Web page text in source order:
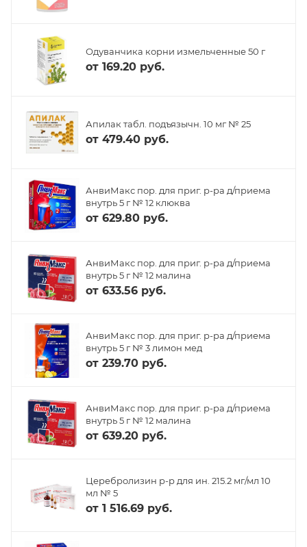
Одуванчика корни измельченные 50 г
от 169.20 руб.
Апилак табл. подъязычн. 10 мг № 25
от 479.40 руб.
АнвиМакс пор. для приг. р-ра д/приема
внутрь 5 г № 12 клюква
от 629.80 руб.
АнвиМакс пор. для приг. р-ра д/приема
внутрь 5 г № 12 малина
от 633.56 руб.
АнвиМакс пор. для приг. р-ра д/приема
внутрь 5 г № 3 лимон мед
от 239.70 руб.
АнвиМакс пор. для приг. р-ра д/приема
внутрь 5 г № 12 малина
от 639.20 руб.
Церебролизин р-р для ин. 215.2 мг/мл 10
мл № 5
от 1 516.69 руб.